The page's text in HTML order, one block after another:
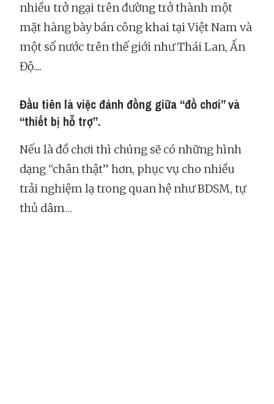
nhiều trở ngại trên đường trở thành một
mặt hàng bày bán công khai tại Việt Nam và
một số nước trên thế giới như Thái Lan, Ấn
Độ....
Đầu tiên là việc đánh đồng giữa “đồ chơi” và
“thiết bị hỗ trợ”.
Nếu là đồ chơi thì chúng sẽ có những hình
dạng “chân thật” hơn, phục vụ cho nhiều
trải nghiệm lạ trong quan hệ như BDSM, tự
thủ dâm…